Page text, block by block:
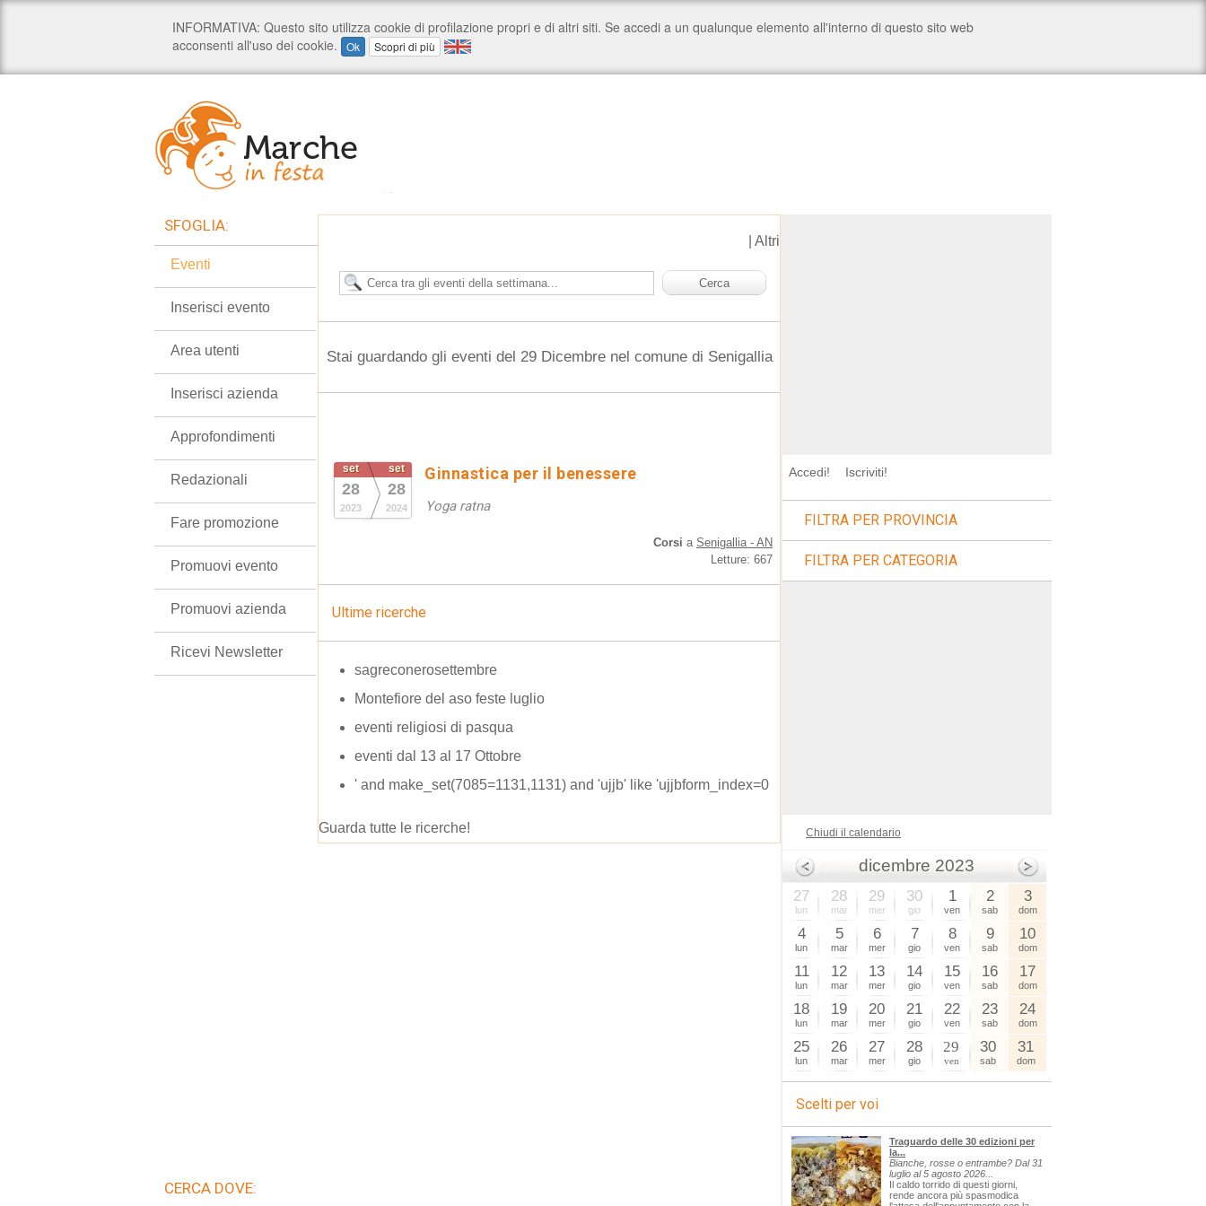
Altri
Stai guardando gli eventi del 29 Dicembre nel comune di Senigallia
set
28
2023
set
28
2024
Ginnastica per il benessere
Yoga ratna
Corsi a Senigallia - AN
Letture: 667
Ultime ricerche
sagreconerosettembre
Montefiore del aso feste luglio
eventi religiosi di pasqua
eventi dal 13 al 17 Ottobre
' and make_set(7085=1131,1131) and 'ujjb' like 'ujjbform_index=0
Guarda tutte le ricerche!
SFOGLIA:
Eventi
Inserisci evento
Area utenti
Inserisci azienda
Approfondimenti
Redazionali
Fare promozione
Promuovi evento
Promuovi azienda
Ricevi Newsletter
CERCA DOVE:
Accedi! Iscriviti!
FILTRA PER PROVINCIA
FILTRA PER CATEGORIA
Chiudi il calendario
dicembre 2023
27
lun
28
mar
29
mer
30
gio
1
ven
2
sab
3
dom
4
lun
5
mar
6
mer
7
gio
8
ven
9
sab
10
dom
11
lun
12
mar
13
mer
14
gio
15
ven
16
sab
17
dom
18
lun
19
mar
20
mer
21
gio
22
ven
23
sab
24
dom
25
lun
26
mar
27
mer
28
gio
29
ven
30
sab
31
dom
Scelti per voi
Traguardo delle 30 edizioni per
la...
Bianche, rosse o entrambe? Dal 31
luglio al 5 agosto 2026...
Il caldo torrido di questi giorni,
rende ancora più spasmodica